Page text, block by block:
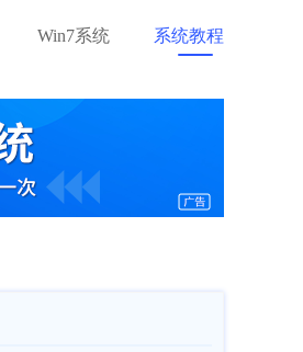
Win7系统 系统教程